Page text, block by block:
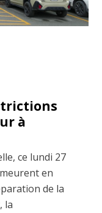
à
ce lundi 27
en
de la
la